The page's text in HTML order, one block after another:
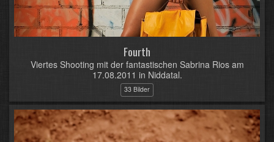
Fourth
Viertes Shooting mit der fantastischen Sabrina Rios am
17.08.2011 in Niddatal.
33 Bilder